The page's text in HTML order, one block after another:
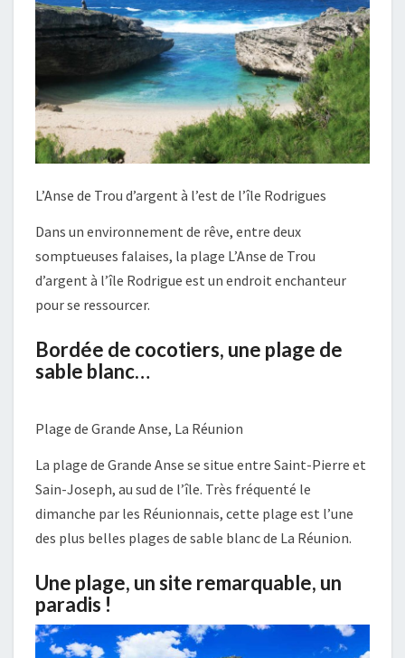
L’Anse de Trou d’argent à l’est de l’île Rodrigues
Dans un environnement de rêve, entre deux
somptueuses falaises, la plage L’Anse de Trou
d’argent à l’île Rodrigue est un endroit enchanteur
pour se ressourcer.
Bordée de cocotiers, une plage de
sable blanc…
Plage de Grande Anse, La Réunion
La plage de Grande Anse se situe entre Saint-Pierre et
Sain-Joseph, au sud de l’île. Très fréquenté le
dimanche par les Réunionnais, cette plage est l’une
des plus belles plages de sable blanc de La Réunion.
Une plage, un site remarquable, un
paradis !